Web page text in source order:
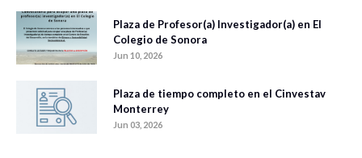
Plaza de Profesor(a) Investigador(a) en El
Colegio de Sonora
Jun 10, 2026
Plaza de tiempo completo en el Cinvestav
Monterrey
Jun 03, 2026